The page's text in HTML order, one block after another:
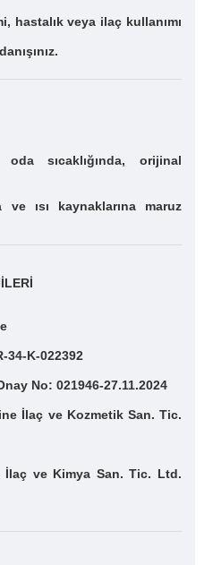
hastalık veya ilaç kullanımı
sıcaklığında, orijinal
ve ısı kaynaklarına maruz
34-K-022392
No: 021946-27.11.2024
İlaç ve Kozmetik San. Tic.
İlaç ve Kimya San. Tic. Ltd.